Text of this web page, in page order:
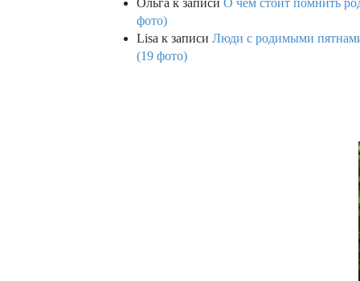
Ольга к записи О чем стоит помнить
фото)
Lisa к записи Люди с родимыми
(19 фото)